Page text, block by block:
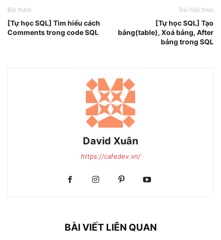
Bài trước
[Tự học SQL] Tìm hiểu cách
Comments trong code SQL
Bài tiếp theo
[Tự học SQL] Tạo
bảng(table), Xoá bảng, After
bảng trong SQL
David Xuân
https://cafedev.vn/
BÀI VIẾT LIÊN QUAN